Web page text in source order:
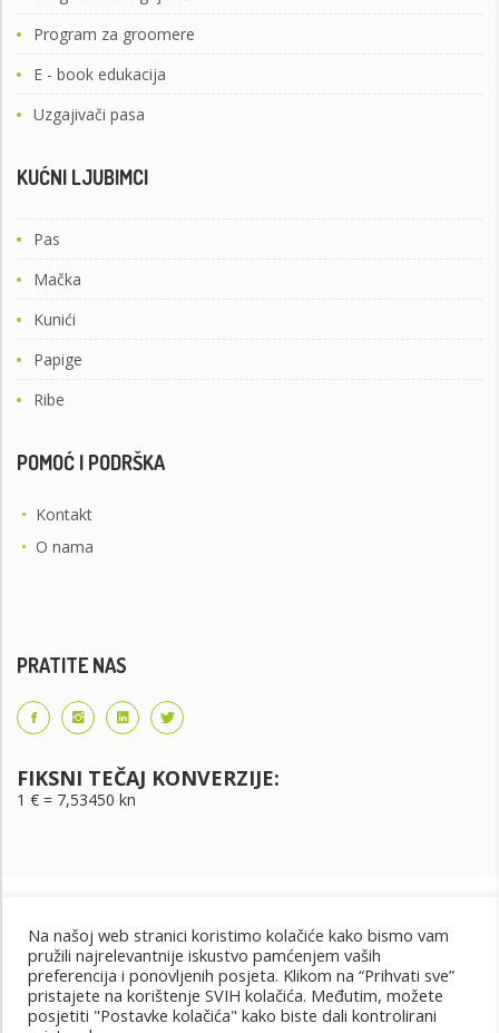
Program za groomere
E - book edukacija
Uzgajivači pasa
KUĆNI LJUBIMCI
Pas
Mačka
Kunići
Papige
Ribe
POMOĆ I PODRŠKA
• Kontakt
• O nama
PRATITE NAS
FIKSNI TEČAJ KONVERZIJE:
1 € = 7,53450 kn
Uvjeti korištenja Uvjeti kupnje Cjenik oglašavanja
Na našoj web stranici koristimo kolačiće kako bismo vam
pružili najrelevantnije iskustvo pamćenjem vaših
preferencija i ponovljenih posjeta. Klikom na “Prihvati sve”
pristajete na korištenje SVIH kolačića. Međutim, možete
posjetiti "Postavke kolačića" kako biste dali kontrolirani